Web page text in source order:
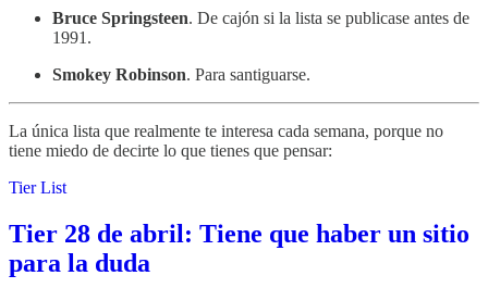
Bruce Springsteen. De cajón si la lista se publicase antes de
1991.
Smokey Robinson. Para santiguarse.
La única lista que realmente te interesa cada semana, porque no
tiene miedo de decirte lo que tienes que pensar:
Tier List
Tier 28 de abril: Tiene que haber un sitio
para la duda